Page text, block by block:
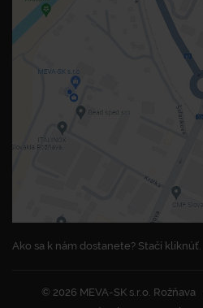
Ako sa k nám dostanete? Stačí kliknúť.
© 2026 MEVA-SK s.r.o. Rožňava